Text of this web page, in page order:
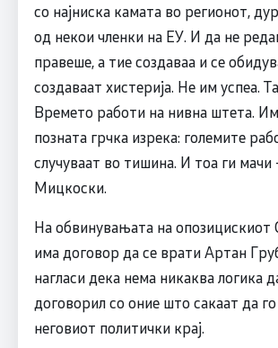
со најниска камата во регионот,
од некои членки на ЕУ. И да не
правеше, а тие создаваа и се
создаваат хистерија. Не им успеа.
Времето работи на нивна штета.
позната грчка изрека: големите
случуваат во тишина. И тоа ги мачи
Мицкоски.
На обвинувањата на
има договор да се врати Артан
нагласи дека нема никаква логика
договорил со оние што сакаат да
неговиот политички крај.